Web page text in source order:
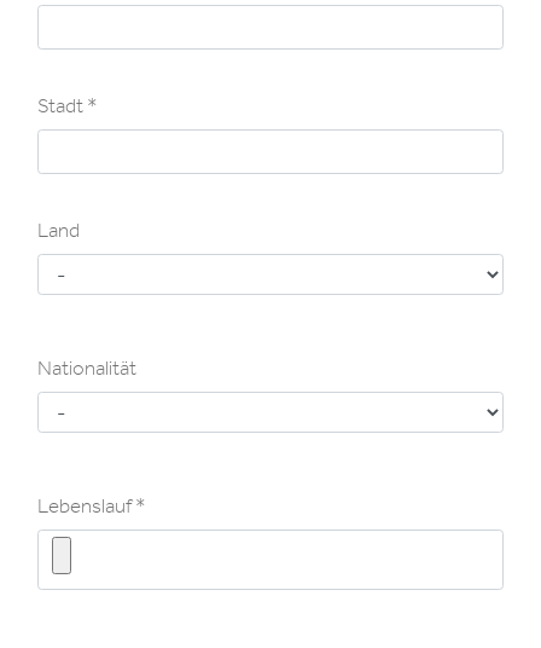
Stadt
Stadt
Land
Land
Nationalität
Nationalität
Lebenslauf
Lebenslauf